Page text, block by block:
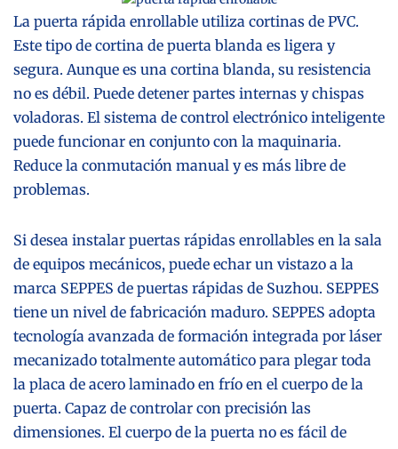
La puerta rápida enrollable utiliza cortinas de PVC.
Este tipo de cortina de puerta blanda es ligera y
segura. Aunque es una cortina blanda, su resistencia
no es débil. Puede detener partes internas y chispas
voladoras. El sistema de control electrónico inteligente
puede funcionar en conjunto con la maquinaria.
Reduce la conmutación manual y es más libre de
problemas.
Si desea instalar puertas rápidas enrollables en la sala
de equipos mecánicos, puede echar un vistazo a la
marca SEPPES de puertas rápidas de Suzhou. SEPPES
tiene un nivel de fabricación maduro. SEPPES adopta
tecnología avanzada de formación integrada por láser
mecanizado totalmente automático para plegar toda
la placa de acero laminado en frío en el cuerpo de la
puerta. Capaz de controlar con precisión las
dimensiones. El cuerpo de la puerta no es fácil de